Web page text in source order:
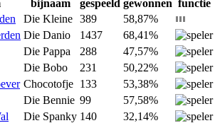
bijnaam gespeeld gewonnen functie
Die Kleine 389
58,87%
Die Danio 1437
68,41%
Die Pappa 288
47,57%
Die Bobo 231
50,22%
Chocotofje 133
53,38%
Die Bennie 99
57,58%
Die Spanky 140 32,14%